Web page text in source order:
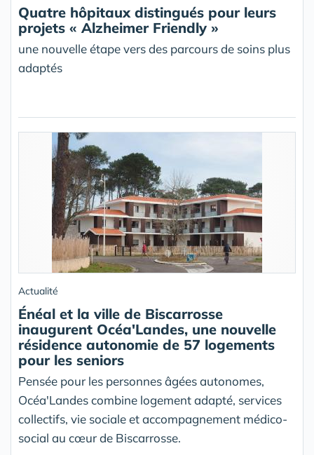
Quatre hôpitaux distingués pour leurs
projets « Alzheimer Friendly »
une nouvelle étape vers des parcours de soins plus
adaptés
Actualité
Énéal et la ville de Biscarrosse
inaugurent Océa'Landes, une nouvelle
résidence autonomie de 57 logements
pour les seniors
Pensée pour les personnes âgées autonomes,
Océa'Landes combine logement adapté, services
collectifs, vie sociale et accompagnement médico-
social au cœur de Biscarrosse.